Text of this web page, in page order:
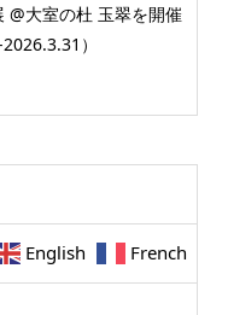
@大室の杜 玉翠を開催
）
English
French